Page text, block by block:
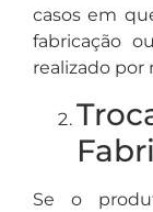
casos em
fabricação
realizado por
Se o